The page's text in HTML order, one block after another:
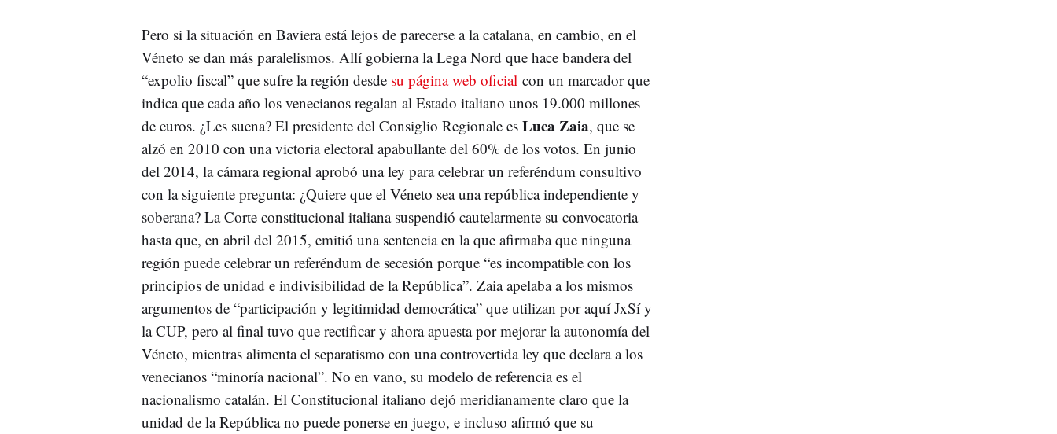
Pero si la situación en Baviera está lejos de parecerse a la catalana, en cambio, en el
Véneto se dan más paralelismos. Allí gobierna la Lega Nord que hace bandera del
“expolio fiscal” que sufre la región desde su página web oficial con un marcador que
indica que cada año los venecianos regalan al Estado italiano unos 19.000 millones
de euros. ¿Les suena? El presidente del Consiglio Regionale es Luca Zaia, que se
alzó en 2010 con una victoria electoral apabullante del 60% de los votos. En junio
del 2014, la cámara regional aprobó una ley para celebrar un referéndum consultivo
con la siguiente pregunta: ¿Quiere que el Véneto sea una república independiente y
soberana? La Corte constitucional italiana suspendió cautelarmente su convocatoria
hasta que, en abril del 2015, emitió una sentencia en la que afirmaba que ninguna
región puede celebrar un referéndum de secesión porque “es incompatible con los
principios de unidad e indivisibilidad de la República”. Zaia apelaba a los mismos
argumentos de “participación y legitimidad democrática” que utilizan por aquí JxSí y
la CUP, pero al final tuvo que rectificar y ahora apuesta por mejorar la autonomía del
Véneto, mientras alimenta el separatismo con una controvertida ley que declara a los
venecianos “minoría nacional”. No en vano, su modelo de referencia es el
nacionalismo catalán. El Constitucional italiano dejó meridianamente claro que la
unidad de la República no puede ponerse en juego, e incluso afirmó que su